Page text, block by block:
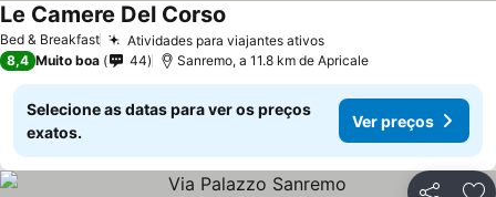
Bed & Breakfast Atividades para viajantes ativos
Le Camere Del Corso
8,4 Muito boa 44 Sanremo, a 11.8 km de Apricale
Selecione as datas para ver os preços
exatos.
Ver preços